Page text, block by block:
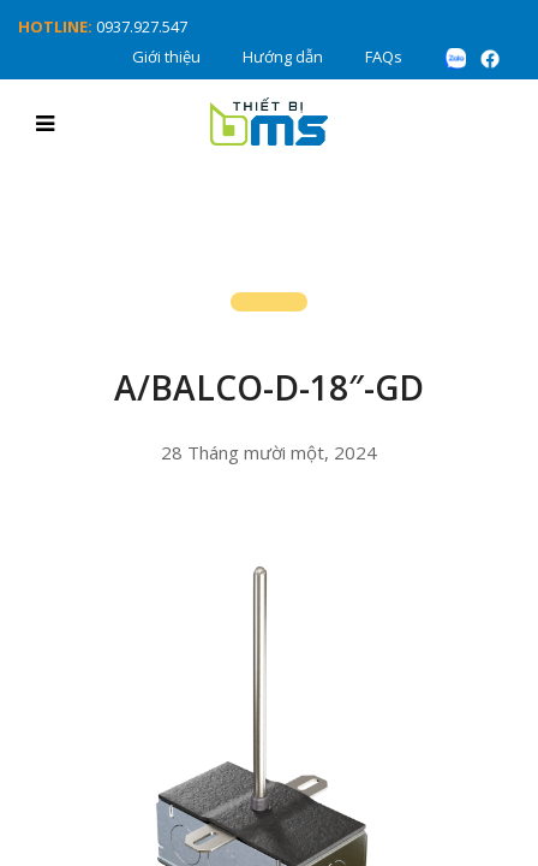
HOTLINE: 0937.927.547
Giới thiệu
Hướng dẫn FAQs
A/BALCO-D-18″-GD
28 Tháng mười một, 2024